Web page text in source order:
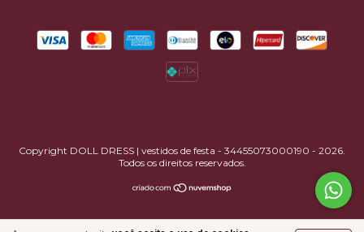
Copyright DOLL DRESS | vestidos de festa - 34455073000190 - 2026.
Todos os direitos reservados.